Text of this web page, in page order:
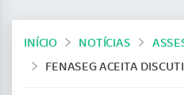
INÍCIO NOTÍCIAS
FENASEG ACEITA DISCUTIR CONTRATOS COM ENTIDADES